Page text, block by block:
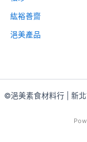
紘裕善齋
浥美產品
©浥美素食材料行 | 新
Pow